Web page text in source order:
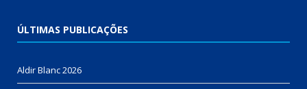
ÚLTIMAS PUBLICAÇÕES
Aldir Blanc 2026